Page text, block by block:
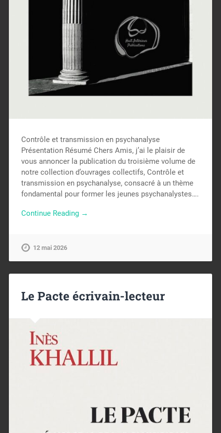
Contrôle et transmission en psychanalyse
Présentation Résumé Chers Amis, j’ai le plaisir de
vous annoncer la publication du troisième volume de
notre collection d’ouvrages collectifs, Contrôle et
transmission en psychanalyse, consacré à un thème
fondamental pour former les jeunes psychanalystes….
Continue Reading →
12 mai 2026
Le Pacte écrivain-lecteur